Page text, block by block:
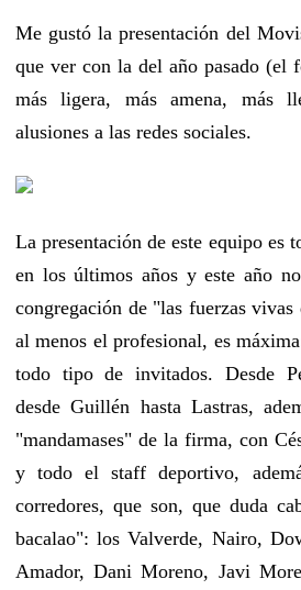
Me gustó la presentación del
que ver con la del año pasado (el
más ligera, más amena, más
alusiones a las redes sociales.
La presentación de este equipo es
en los últimos años y este año
congregación de "las fuerzas
al menos el profesional, es
todo tipo de invitados. Desde
desde Guillén hasta Lastras,
"mandamases" de la firma, con
y todo el staff deportivo,
corredores, que son, que duda
bacalao": los Valverde, Nairo,
Amador, Dani Moreno, Javi